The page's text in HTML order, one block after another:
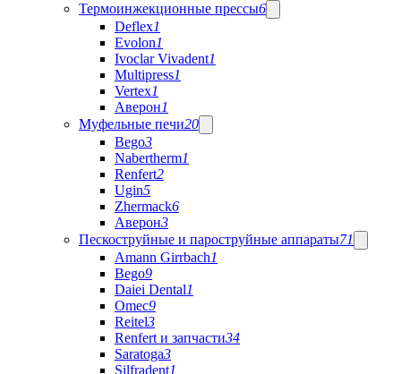
Термоинжекционные прессы6
Deflex1
Evolon1
Ivoclar Vivadent1
Multipress1
Vertex1
Аверон1
Муфельные печи20
Bego3
Nabertherm1
Renfert2
Ugin5
Zhermack6
Аверон3
Пескоструйные и пароструйные аппараты71
Amann Girrbach1
Bego9
Daiei Dental1
Omec9
Reitel3
Renfert и запчасти34
Saratoga3
Silfradent1